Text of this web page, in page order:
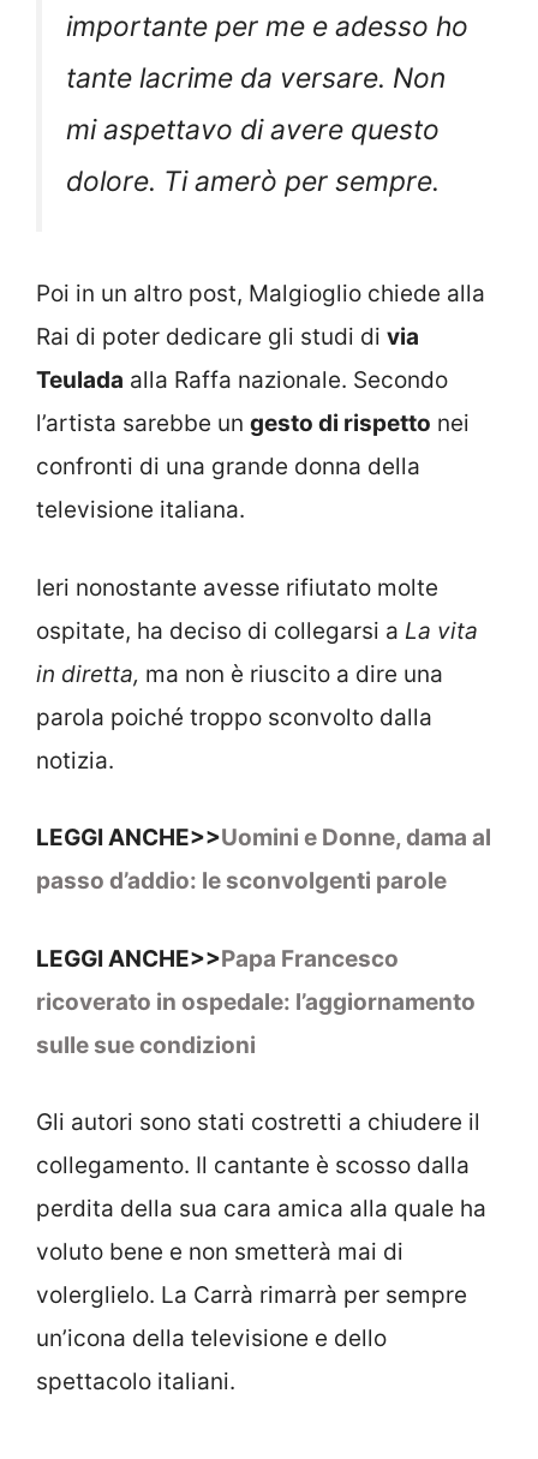
importante per me e adesso ho
tante lacrime da versare. Non
mi aspettavo di avere questo
dolore. Ti amerò per sempre.
Poi in un altro post, Malgioglio chiede alla
Rai di poter dedicare gli studi di via
Teulada alla Raffa nazionale. Secondo
l’artista sarebbe un gesto di rispetto nei
confronti di una grande donna della
televisione italiana.
Ieri nonostante avesse rifiutato molte
ospitate, ha deciso di collegarsi a La vita
in diretta, ma non è riuscito a dire una
parola poiché troppo sconvolto dalla
notizia.
LEGGI ANCHE>>Uomini e Donne, dama al
passo d’addio: le sconvolgenti parole
LEGGI ANCHE>>Papa Francesco
ricoverato in ospedale: l’aggiornamento
sulle sue condizioni
Gli autori sono stati costretti a chiudere il
collegamento. Il cantante è scosso dalla
perdita della sua cara amica alla quale ha
voluto bene e non smetterà mai di
volerglielo. La Carrà rimarrà per sempre
un’icona della televisione e dello
spettacolo italiani.